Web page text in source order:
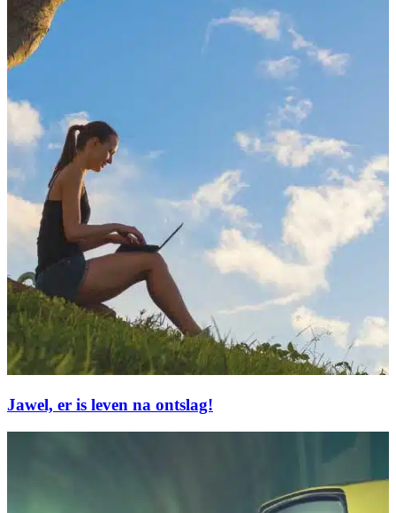
Jawel, er is leven na ontslag!